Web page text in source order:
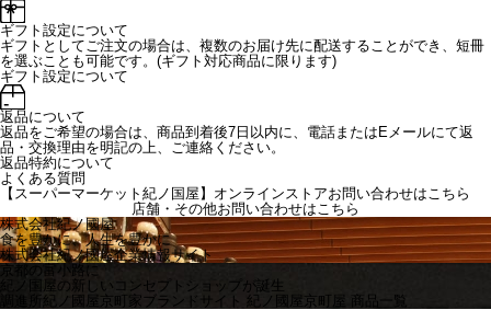
ギフト設定について
ギフトとしてご注文の場合は、複数のお届け先に配送することができ、短冊
を選ぶことも可能です。(ギフト対応商品に限ります)
ギフト設定について
返品について
返品をご希望の場合は、商品到着後7日以内に、電話またはEメールにて返
品・交換理由を明記の上、ご連絡ください。
返品特約について
よくある質問
【スーパーマーケット紀ノ国屋】オンラインストアお問い合わせはこちら
店舗・その他お問い合わせは こちら
株式会社紀ノ國屋
食を豊かに、人生を豊かに
株式会社紀ノ國屋企業情報サイト
京都の富小路に
紀ノ国屋の新しいコンセプトショップが誕生
調進所紀ノ國屋京町家ブランドサイト 紀ノ國屋京町屋 商品一覧